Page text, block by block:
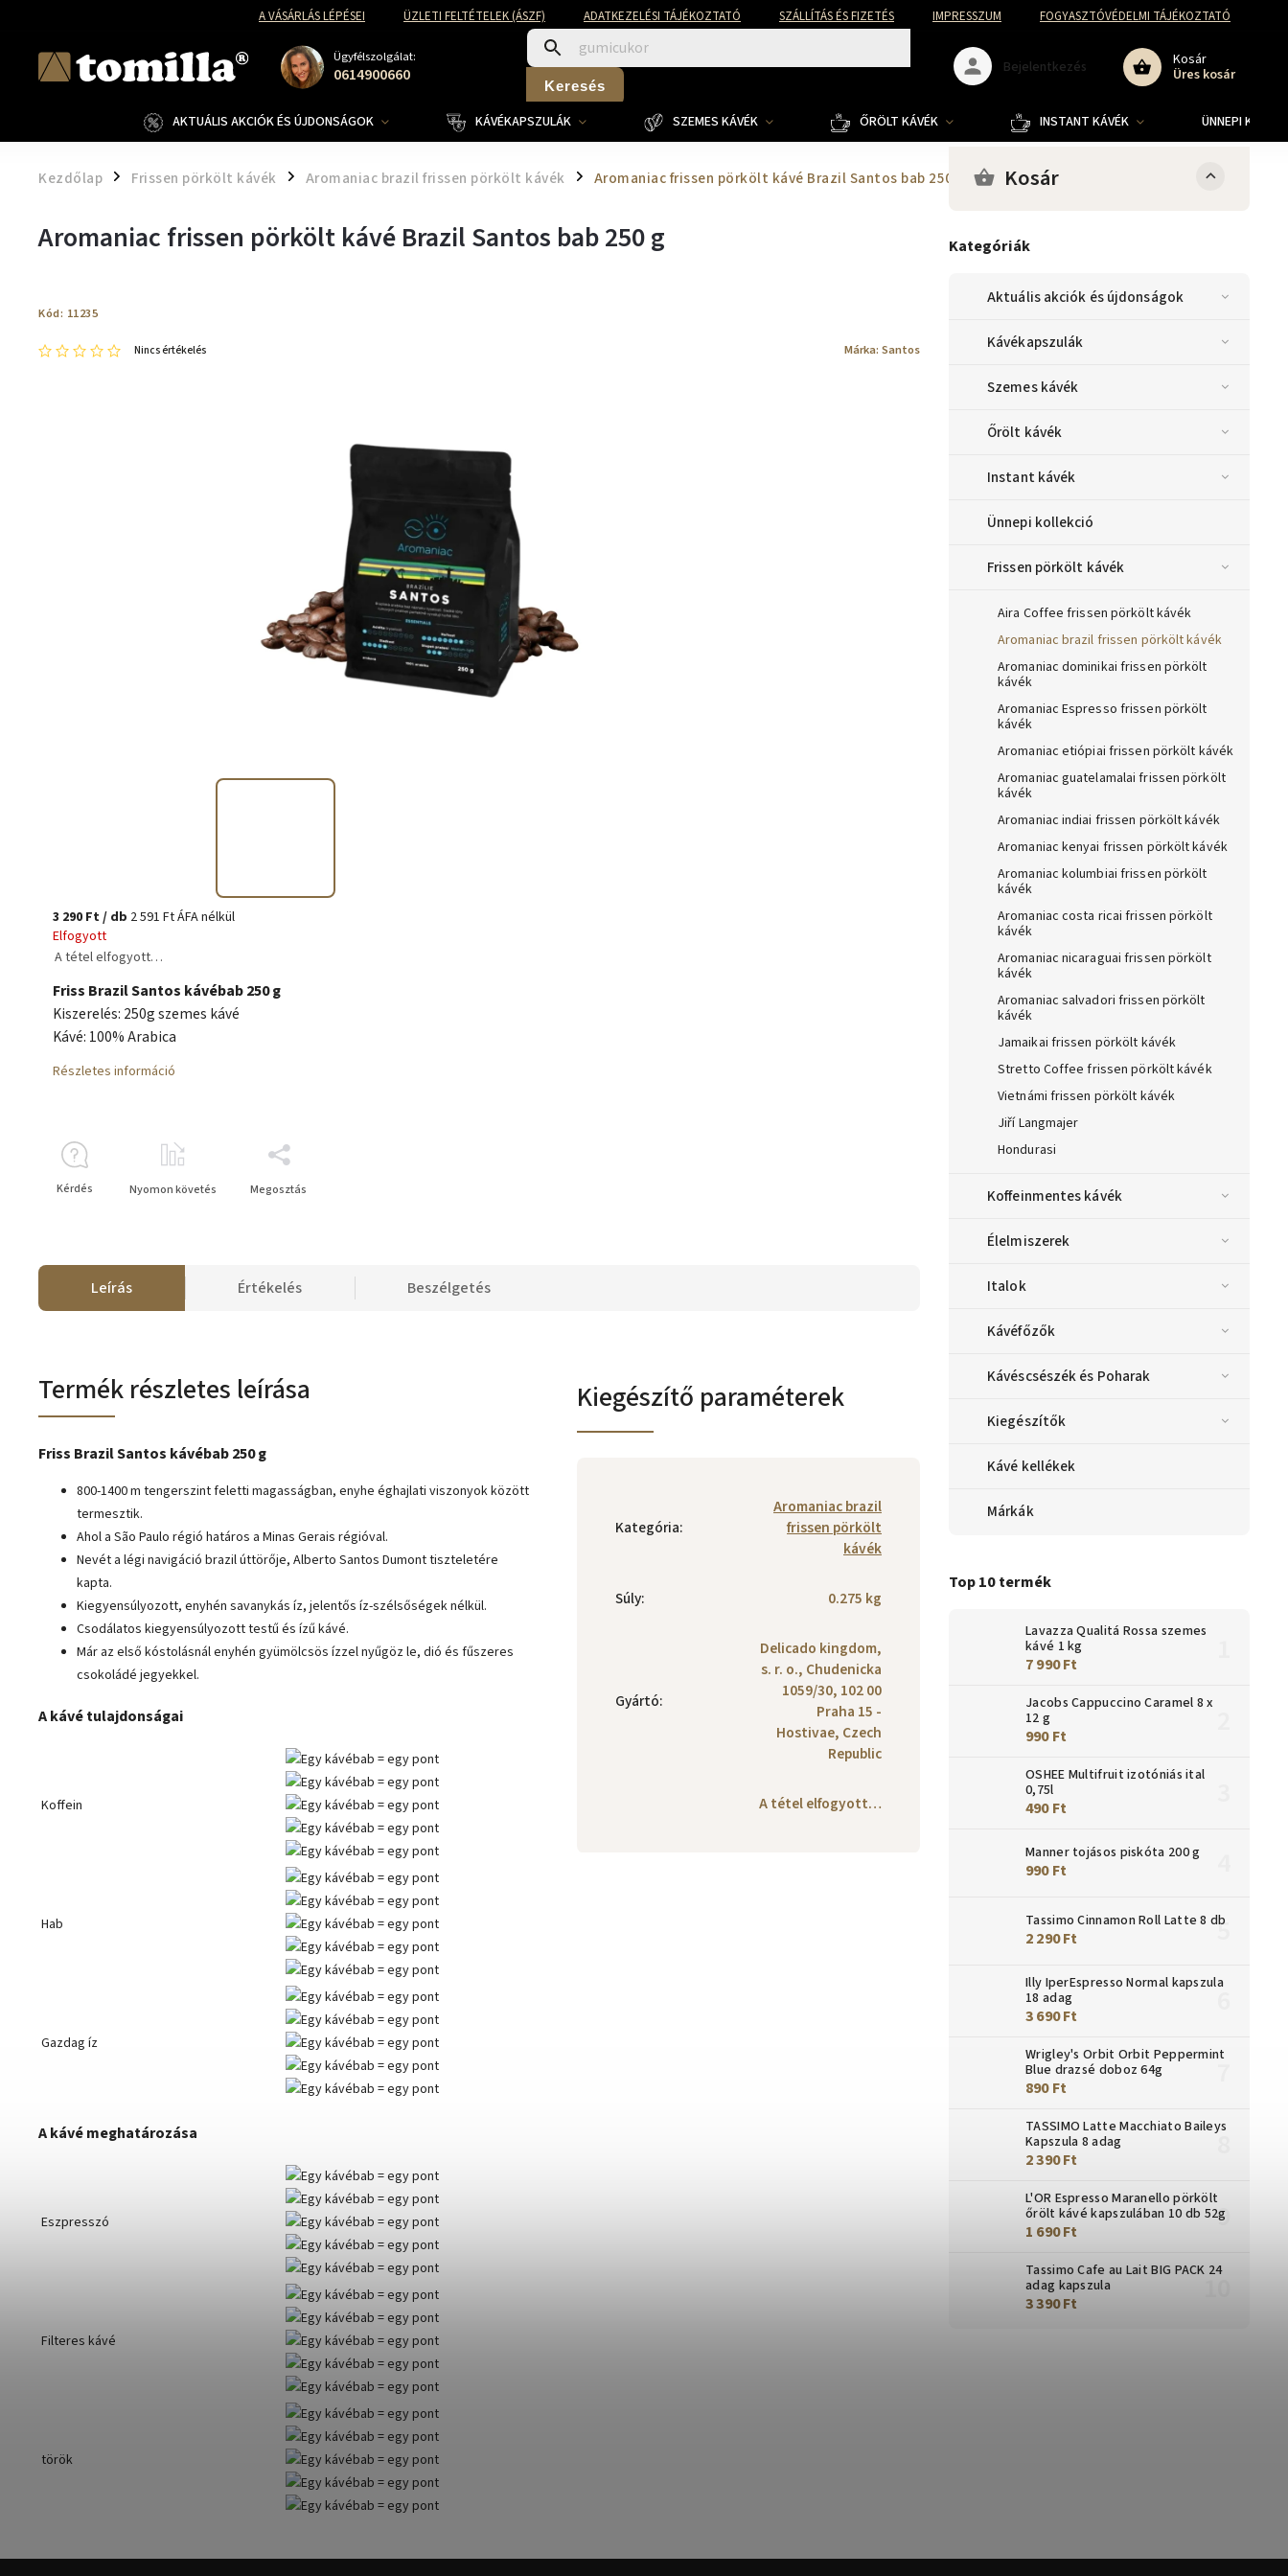
A VÁSÁRLÁS LÉPÉSEI ÜZLETI FELTÉTELEK (ÁSZF) ADATKEZELÉSI TÁJÉKOZTATÓ SZÁLLÍTÁS ÉS FIZETÉS IMPRESSZUM FOGYASZTÓVÉDELMI TÁJÉKOZTATÓ
Ügyfélszolgálat:
0614900660 Keresés
Kosár
Üres kosár
Bejelentkezés
AKTUÁLIS AKCIÓK ÉS ÚJDONSÁGOK KÁVÉKAPSZULÁK SZEMES KÁVÉK ŐRÖLT KÁVÉK INSTANT KÁVÉK ÜNNEPI
Kezdőlap / Frissen pörkölt kávék / Aromaniac brazil frissen pörkölt kávék / Aromaniac frissen pörkölt kávé Brazil Santos bab 250 g Kosár
Kategóriák
Aktuális akciók és újdonságok
Kávékapszulák
Szemes kávék
Őrölt kávék
Instant kávék
Ünnepi kollekció
Frissen pörkölt kávék
Aira Coffee frissen pörkölt kávék
Aromaniac brazil frissen pörkölt kávék
Aromaniac dominikai frissen pörkölt
kávék
Aromaniac Espresso frissen pörkölt
kávék
Aromaniac etiópiai frissen pörkölt kávék
Aromaniac guatelamalai frissen pörkölt
kávék
Aromaniac indiai frissen pörkölt kávék
Aromaniac kenyai frissen pörkölt kávék
Aromaniac kolumbiai frissen pörkölt
kávék
Aromaniac costa ricai frissen pörkölt
kávék
Aromaniac nicaraguai frissen pörkölt
kávék
Aromaniac salvadori frissen pörkölt
kávék
Jamaikai frissen pörkölt kávék
Stretto Coffee frissen pörkölt kávék
Vietnámi frissen pörkölt kávék
Jiří Langmajer
Hondurasi
Koffeinmentes kávék
Élelmiszerek
Italok
Kávéfőzők
Kávéscsészék és Poharak
Kiegészítők
Kávé kellékek
Márkák
Top 10 termék
Lavazza Qualitá Rossa szemes
kávé 1 kg
7 990 Ft
Jacobs Cappuccino Caramel 8 x
12 g
990 Ft
OSHEE Multifruit izotóniás ital
0,75l
490 Ft
Manner tojásos piskóta 200 g
990 Ft
Tassimo Cinnamon Roll Latte 8 db
2 290 Ft
Illy IperEspresso Normal kapszula
18 adag
3 690 Ft
Wrigley's Orbit Orbit Peppermint
Blue drazsé doboz 64g
890 Ft
TASSIMO Latte Macchiato Baileys
Kapszula 8 adag
2 390 Ft
L'OR Espresso Maranello pörkölt
őrölt kávé kapszulában 10 db 52g
1 690 Ft
Tassimo Cafe au Lait BIG PACK 24
adag kapszula
3 390 Ft
Aromaniac frissen pörkölt kávé Brazil Santos bab 250 g
Kód: 11235
Nincs értékelés Márka: Santos
3 290 Ft/ db 2 591 Ft ÁFA nélkül
Elfogyott
A tétel elfogyott…
Friss Brazil Santos kávébab 250 g
Kiszerelés: 250g szemes kávé
Kávé: 100% Arabica
Részletes információ
Kérdés Nyomon követés Megosztás
Leírás Értékelés Beszélgetés
Termék részletes leírása
Friss Brazil Santos kávébab 250 g
800-1400 m tengerszint feletti magasságban, enyhe éghajlati viszonyok között
termesztik.
Ahol a São Paulo régió határos a Minas Gerais régióval.
Nevét a légi navigáció brazil úttörője, Alberto Santos Dumont tiszteletére
kapta.
Kiegyensúlyozott, enyhén savanykás íz, jelentős íz-szélsőségek nélkül.
Csodálatos kiegyensúlyozott testű és ízű kávé.
Már az első kóstolásnál enyhén gyümölcsös ízzel nyűgöz le, dió és fűszeres
csokoládé jegyekkel.
A kávé tulajdonságai
Koffein
Hab
Gazdag íz
A kávé meghatározása
Eszpresszó
Filteres kávé
török
Kiegészítő paraméterek
Kategória:
Aromaniac brazil
frissen pörkölt
kávék
Súly: 0.275 kg
Gyártó:
Delicado kingdom,
s. r. o., Chudenicka
1059/30, 102 00
Praha 15 -
Hostivae, Czech
Republic
A tétel elfogyott…